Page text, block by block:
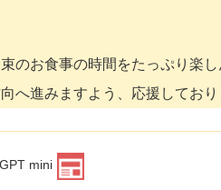
のお食事の時間をたっぷり楽し
へ進みますよう、応援しており
mini